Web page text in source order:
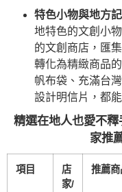
特色小物與地方記
地特色的文創小
的文創商店，匯
轉化為精緻商品
帆布袋、充滿台
設計明信片，都
精選在地人也愛不
家推
項目
店
家/
推薦商